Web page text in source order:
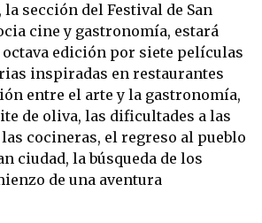
sección del Festival de San
cine y gastronomía, estará
octava edición por siete películas
inspiradas en restaurantes
entre el arte y la gastronomía,
de oliva, las dificultades a las
cocineras, el regreso al pueblo
ciudad, la búsqueda de los
de una aventura